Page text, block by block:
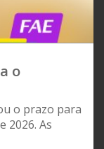
o
o prazo para
2026. As